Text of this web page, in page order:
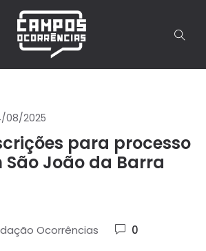
08/2025
para processo
São João da Barra
Ocorrências 0